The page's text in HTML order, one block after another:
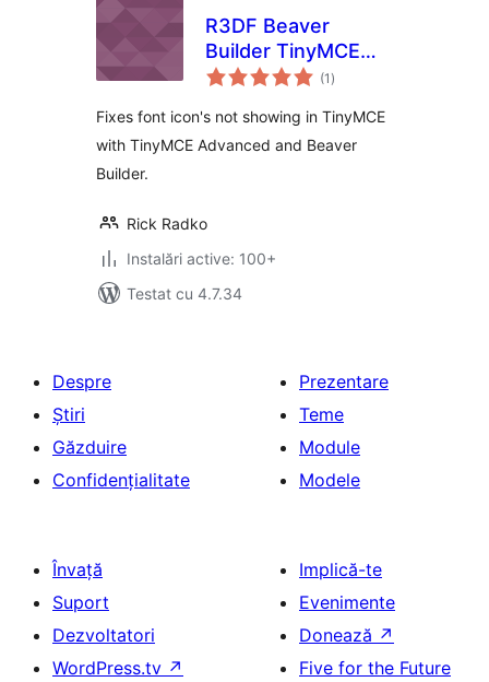
R3DF Beaver
Builder TinyMCE
Advanced Icon Fix
(1 total
aprecieri
)
Fixes font icon's not showing in TinyMCE
with TinyMCE Advanced and Beaver
Builder.
Rick Radko
Instalări active: 100+
Testat cu 4.7.34
Despre
Știri
Găzduire
Confidențialitate
Prezentare
Teme
Module
Modele
Învață
Suport
Dezvoltatori
WordPress.tv ↗
Implică-te
Evenimente
Donează ↗
Five for the Future